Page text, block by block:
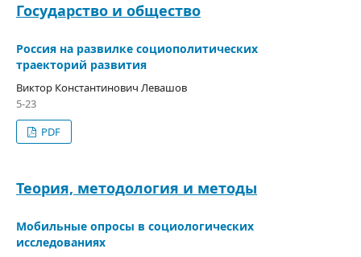
Государство и общество
Россия на развилке социополитических
траекторий развития
Виктор Константинович Левашов
5-23
PDF
Теория, методология и методы
Мобильные опросы в социологических
исследованиях